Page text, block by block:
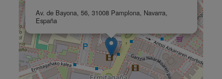
Av. de Bayona, 56, 31008 Pamplona, Navarra,
España